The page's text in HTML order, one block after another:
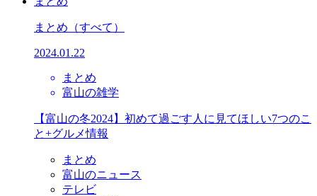
まとめ （すべて）
2024.01.22
まとめ
富山の雑学
【富山の冬2024】初めて過ごす人に見てほしい7つのこ
と+グルメ情報
まとめ
富山のニュース
テレビ